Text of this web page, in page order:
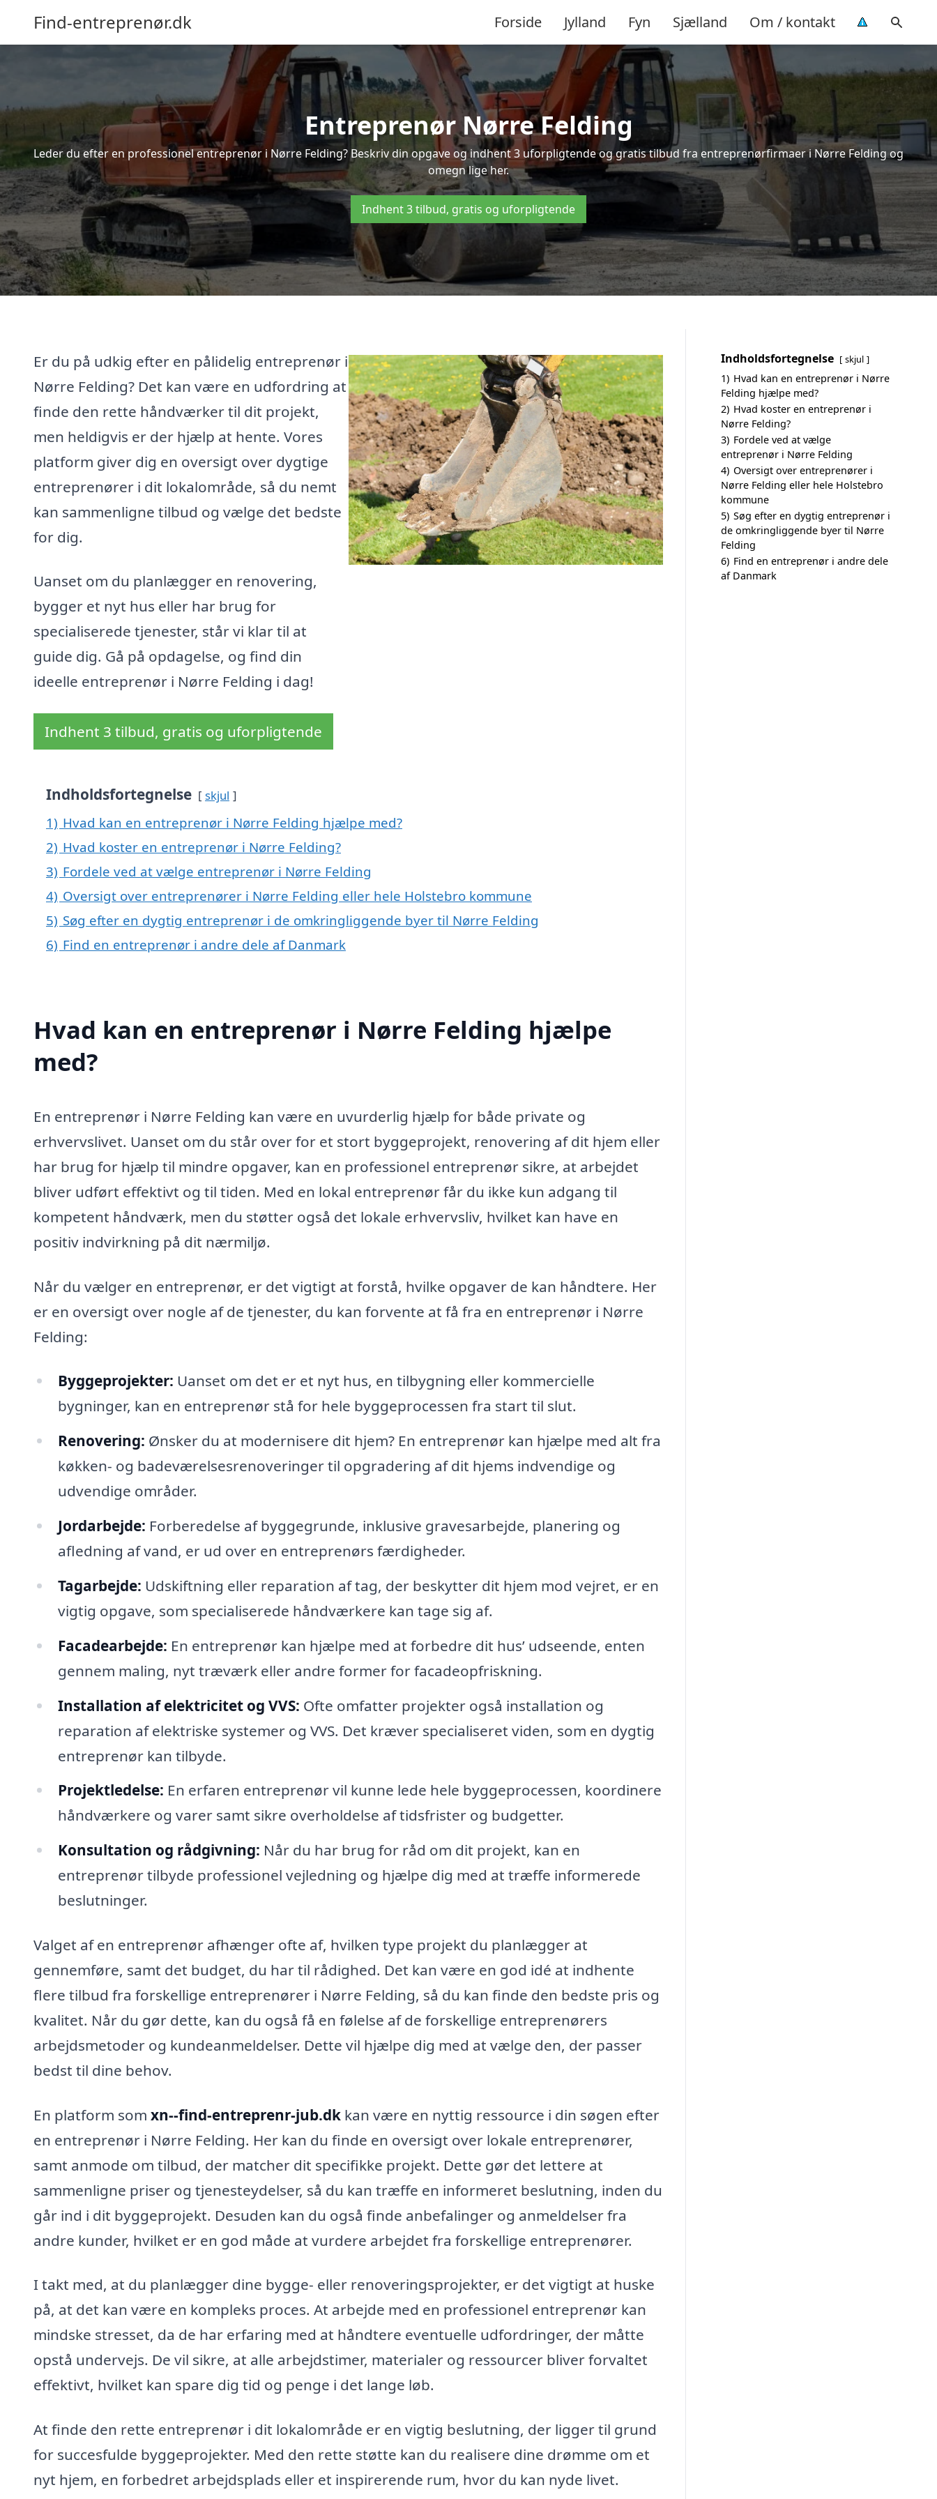
Find-entreprenør.dk Forside Jylland Fyn Sjælland Om / kontakt
Entreprenør Nørre Felding
Leder du efter en professionel entreprenør i Nørre Felding? Beskriv din opgave og indhent 3 uforpligtende og gratis tilbud fra entreprenørfirmaer i Nørre Felding og
omegn lige her.
Indhent 3 tilbud, gratis og uforpligtende
Er du på udkig efter en pålidelig entreprenør i
Nørre Felding? Det kan være en udfordring at
finde den rette håndværker til dit projekt,
men heldigvis er der hjælp at hente. Vores
platform giver dig en oversigt over dygtige
entreprenører i dit lokalområde, så du nemt
kan sammenligne tilbud og vælge det bedste
for dig.
Uanset om du planlægger en renovering,
bygger et nyt hus eller har brug for
specialiserede tjenester, står vi klar til at
guide dig. Gå på opdagelse, og find din
ideelle entreprenør i Nørre Felding i dag!
Indhent 3 tilbud, gratis og uforpligtende
Indholdsfortegnelse skjul
1) Hvad kan en entreprenør i Nørre Felding hjælpe med?
2) Hvad koster en entreprenør i Nørre Felding?
3) Fordele ved at vælge entreprenør i Nørre Felding
4) Oversigt over entreprenører i Nørre Felding eller hele Holstebro kommune
5) Søg efter en dygtig entreprenør i de omkringliggende byer til Nørre Felding
6) Find en entreprenør i andre dele af Danmark
Hvad kan en entreprenør i Nørre Felding hjælpe
med?
En entreprenør i Nørre Felding kan være en uvurderlig hjælp for både private og
erhvervslivet. Uanset om du står over for et stort byggeprojekt, renovering af dit hjem eller
har brug for hjælp til mindre opgaver, kan en professionel entreprenør sikre, at arbejdet
bliver udført effektivt og til tiden. Med en lokal entreprenør får du ikke kun adgang til
kompetent håndværk, men du støtter også det lokale erhvervsliv, hvilket kan have en
positiv indvirkning på dit nærmiljø.
Når du vælger en entreprenør, er det vigtigt at forstå, hvilke opgaver de kan håndtere. Her
er en oversigt over nogle af de tjenester, du kan forvente at få fra en entreprenør i Nørre
Felding:
Byggeprojekter: Uanset om det er et nyt hus, en tilbygning eller kommercielle
bygninger, kan en entreprenør stå for hele byggeprocessen fra start til slut.
Renovering: Ønsker du at modernisere dit hjem? En entreprenør kan hjælpe med alt fra
køkken- og badeværelsesrenoveringer til opgradering af dit hjems indvendige og
udvendige områder.
Jordarbejde: Forberedelse af byggegrunde, inklusive gravesarbejde, planering og
afledning af vand, er ud over en entreprenørs færdigheder.
Tagarbejde: Udskiftning eller reparation af tag, der beskytter dit hjem mod vejret, er en
vigtig opgave, som specialiserede håndværkere kan tage sig af.
Facadearbejde: En entreprenør kan hjælpe med at forbedre dit hus’ udseende, enten
gennem maling, nyt træværk eller andre former for facadeopfriskning.
Installation af elektricitet og VVS: Ofte omfatter projekter også installation og
reparation af elektriske systemer og VVS. Det kræver specialiseret viden, som en dygtig
entreprenør kan tilbyde.
Projektledelse: En erfaren entreprenør vil kunne lede hele byggeprocessen, koordinere
håndværkere og varer samt sikre overholdelse af tidsfrister og budgetter.
Konsultation og rådgivning: Når du har brug for råd om dit projekt, kan en
entreprenør tilbyde professionel vejledning og hjælpe dig med at træffe informerede
beslutninger.
Valget af en entreprenør afhænger ofte af, hvilken type projekt du planlægger at
gennemføre, samt det budget, du har til rådighed. Det kan være en god idé at indhente
flere tilbud fra forskellige entreprenører i Nørre Felding, så du kan finde den bedste pris og
kvalitet. Når du gør dette, kan du også få en følelse af de forskellige entreprenørers
arbejdsmetoder og kundeanmeldelser. Dette vil hjælpe dig med at vælge den, der passer
bedst til dine behov.
En platform som xn--find-entreprenr-jub.dk kan være en nyttig ressource i din søgen efter
en entreprenør i Nørre Felding. Her kan du finde en oversigt over lokale entreprenører,
samt anmode om tilbud, der matcher dit specifikke projekt. Dette gør det lettere at
sammenligne priser og tjenesteydelser, så du kan træffe en informeret beslutning, inden du
går ind i dit byggeprojekt. Desuden kan du også finde anbefalinger og anmeldelser fra
andre kunder, hvilket er en god måde at vurdere arbejdet fra forskellige entreprenører.
I takt med, at du planlægger dine bygge- eller renoveringsprojekter, er det vigtigt at huske
på, at det kan være en kompleks proces. At arbejde med en professionel entreprenør kan
mindske stresset, da de har erfaring med at håndtere eventuelle udfordringer, der måtte
opstå undervejs. De vil sikre, at alle arbejdstimer, materialer og ressourcer bliver forvaltet
effektivt, hvilket kan spare dig tid og penge i det lange løb.
At finde den rette entreprenør i dit lokalområde er en vigtig beslutning, der ligger til grund
for succesfulde byggeprojekter. Med den rette støtte kan du realisere dine drømme om et
nyt hjem, en forbedret arbejdsplads eller et inspirerende rum, hvor du kan nyde livet.
Indholdsfortegnelse skjul
1) Hvad kan en entreprenør i Nørre
Felding hjælpe med?
2) Hvad koster en entreprenør i
Nørre Felding?
3) Fordele ved at vælge
entreprenør i Nørre Felding
4) Oversigt over entreprenører i
Nørre Felding eller hele Holstebro
kommune
5) Søg efter en dygtig entreprenør i
de omkringliggende byer til Nørre
Felding
6) Find en entreprenør i andre dele
af Danmark